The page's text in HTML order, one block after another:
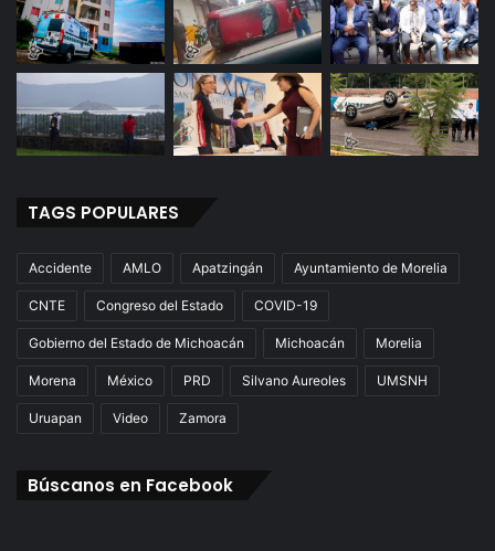
TAGS POPULARES
Accidente AMLO Apatzingán Ayuntamiento de Morelia
CNTE Congreso del Estado COVID-19
Gobierno del Estado de Michoacán Michoacán Morelia
Morena México PRD Silvano Aureoles UMSNH
Uruapan Video Zamora
Búscanos en Facebook